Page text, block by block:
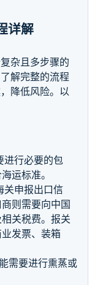
详解
杂且多步骤的
解完整的流程
降低风险。以
进行必要的包
运标准。
关申报出口信
则需要向中国
关税费。报关
发票、装箱
需要进行熏蒸或